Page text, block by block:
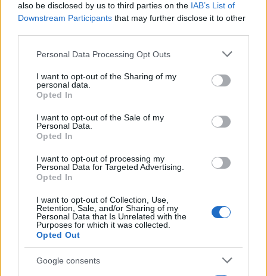
also be disclosed by us to third parties on the IAB’s List of
Downstream Participants that may further disclose it to other
Please note that this website/app uses one or more Google
not limited to your visit or usage behaviour. You may click to
grant or deny consent to Google and its third-party tags to
use your data for below specified purposes in below Google
consent section.
Personal Data Processing Opt Outs
I want to opt-out of the Sharing of my
personal data.
Opted In
I want to opt-out of the Sale of my
Personal Data.
Opted In
I want to opt-out of processing my
Personal Data for Targeted Advertising.
Opted In
I want to opt-out of Collection, Use,
Retention, Sale, and/or Sharing of my
Personal Data that Is Unrelated with the
Purposes for which it was collected.
Opted Out
Google consents
Condividi l'articolo
F
a
ce
b
o
k
T
w
it
te
r
Pi
n
te
re
st
W
h
s
p
S
h
re
NOTIZIE RECENTI
Olbia, le previsioni meteo per lunedì 10 agosto
2026
Le ultime offerte di lavoro a Olbia e in Gallura